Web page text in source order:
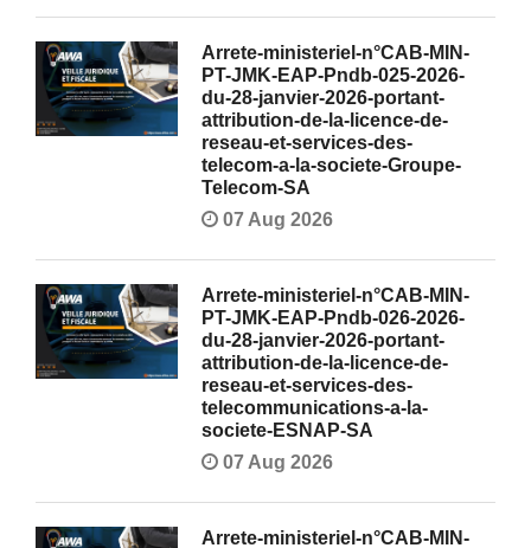
Arrete-ministeriel-n°CAB-MIN-
PT-JMK-EAP-Pndb-025-2026-
du-28-janvier-2026-portant-
attribution-de-la-licence-de-
reseau-et-services-des-
telecom-a-la-societe-Groupe-
Telecom-SA
07 Aug 2026
Arrete-ministeriel-n°CAB-MIN-
PT-JMK-EAP-Pndb-026-2026-
du-28-janvier-2026-portant-
attribution-de-la-licence-de-
reseau-et-services-des-
telecommunications-a-la-
societe-ESNAP-SA
07 Aug 2026
Arrete-ministeriel-n°CAB-MIN-